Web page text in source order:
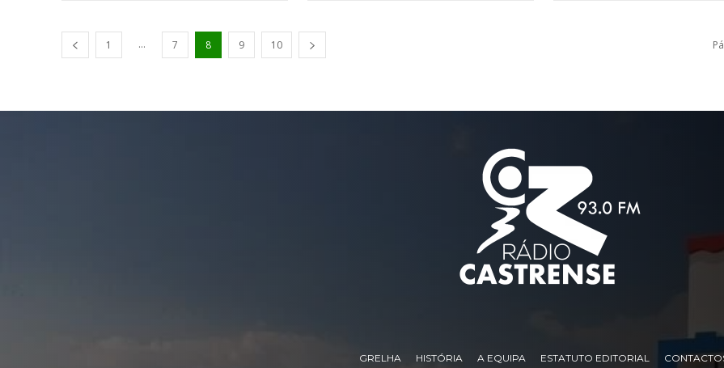
1 ... 7 8 9 10
GRELHA HISTÓRIA A EQUIPA ESTATUTO EDITORIAL